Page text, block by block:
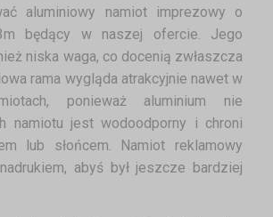
aluminiowy namiot imprezowy o
będący w naszej ofercie. Jego
niska waga, co docenią zwłaszcza
rama wygląda atrakcyjnie nawet w
ponieważ aluminium nie
namiotu jest wodoodporny i chroni
lub słońcem. Namiot reklamowy
abyś był jeszcze bardziej